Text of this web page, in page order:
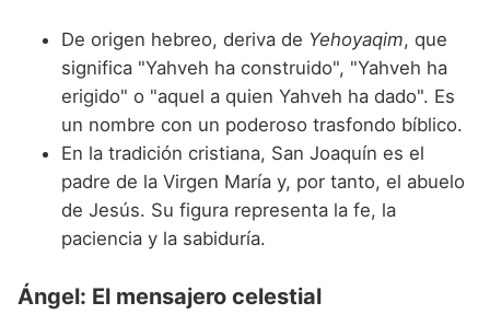
Nombres de niño que empiezan por Y
Nombres de niño que empiezan por Z
De origen hebreo, deriva de Yehoyaqim, que
significa "Yahveh ha construido", "Yahveh ha
erigido" o "aquel a quien Yahveh ha dado". Es
un nombre con un poderoso trasfondo bíblico.
En la tradición cristiana, San Joaquín es el
padre de la Virgen María y, por tanto, el abuelo
de Jesús. Su figura representa la fe, la
paciencia y la sabiduría.
Ángel: El mensajero celestial